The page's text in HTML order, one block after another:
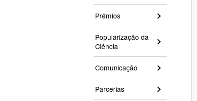
Prêmios
Popularização da
Ciência
Comunicação
Parcerias